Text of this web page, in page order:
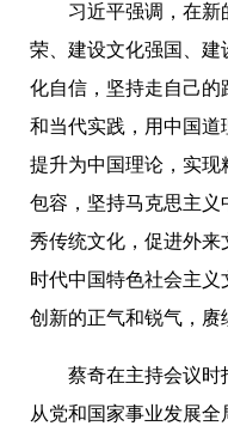
习近平强调，在新
荣、建设文化强国、建
化自信，坚持走自己的
和当代实践，用中国
提升为中国理论，实
包容，坚持马克思主义
秀传统文化，促进外
时代中国特色社会主义
创新的正气和锐气，赓
蔡奇在主持会议时
从党和国家事业发展